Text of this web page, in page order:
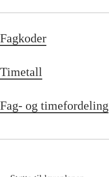
Fagkoder
Timetall
Fag- og timefordeling